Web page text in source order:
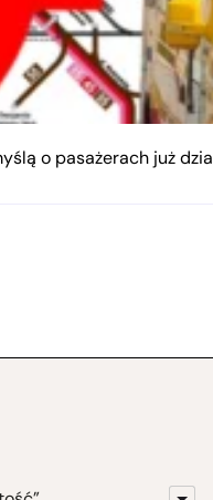
o pasażerach już